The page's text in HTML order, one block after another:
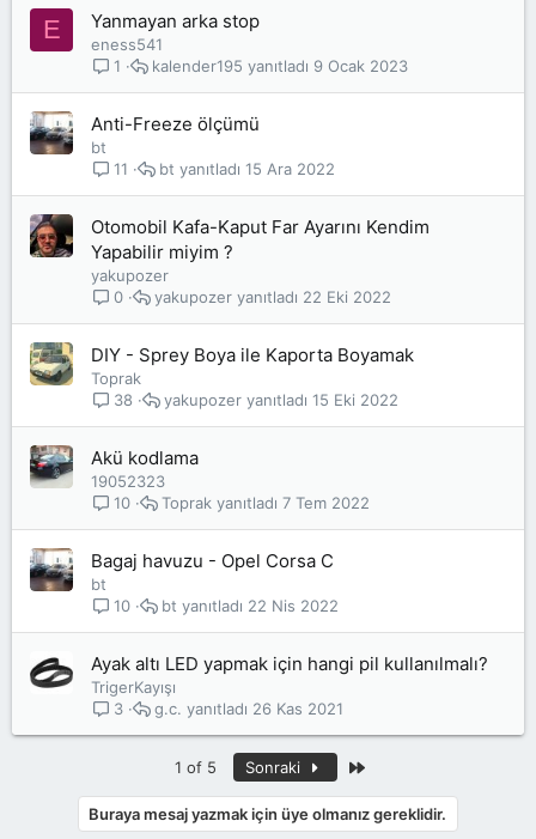
E Yanmayan arka stop
eness541
1
9 Ocak 2023
kalender195
Anti-Freeze ölçümü
bt
11
15 Ara 2022
bt
Otomobil Kafa-Kaput Far Ayarını Kendim
Yapabilir miyim ?
yakupozer
0
22 Eki 2022
yakupozer
DIY - Sprey Boya ile Kaporta Boyamak
Toprak
38
15 Eki 2022
yakupozer
Akü kodlama
19052323
10
7 Tem 2022
Toprak
Bagaj havuzu - Opel Corsa C
bt
10
22 Nis 2022
bt
Ayak altı LED yapmak için hangi pil kullanılmalı?
TrigerKayışı
3
26 Kas 2021
g.c.
1 of 5 Sonraki
Buraya mesaj yazmak için üye olmanız gereklidir.